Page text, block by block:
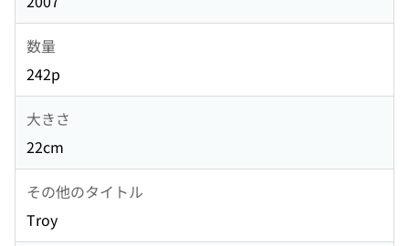
数量
242p
大きさ
22cm
その他のタイトル
Troy